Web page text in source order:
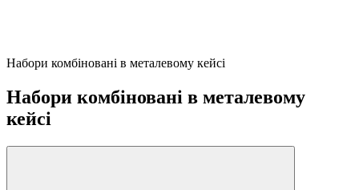
Набори комбіновані в металевому кейсі
Набори комбіновані в металевому
кейсі